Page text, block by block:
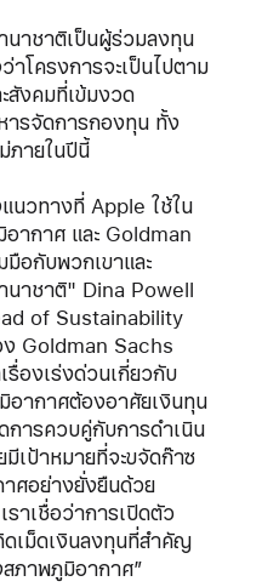
าชาติเป็นผู้ร่วมลงทุน
าโครงการจะเป็นไปตาม
สังคมที่เข้มงวด
ารจัดการกองทุน ทั้ง
ภายในปีนี้
นวทางที่ Apple ใช้ใน
ากาศ และ Goldman
อกับพวกเขาและ
าชาติ" Dina Powell
of Sustainability
Goldman Sachs
รื่องเร่งด่วนเกี่ยวกับ
อากาศต้องอาศัยเงินทุน
การควบคู่กับการดำเนิน
เป้าหมายที่จะขจัดก๊าซ
ศอย่างยั่งยืนด้วย
ราเชื่อว่าการเปิดตัว
ดเม็ดเงินลงทุนที่สำคัญ
ภาพภูมิอากาศ”